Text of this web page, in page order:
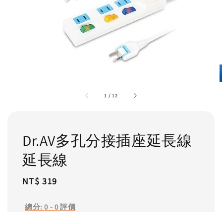
1 / 12
Dr.AV多孔分接插座延長線
延長線
Regular
NT$ 319
總分:0 - 0評價